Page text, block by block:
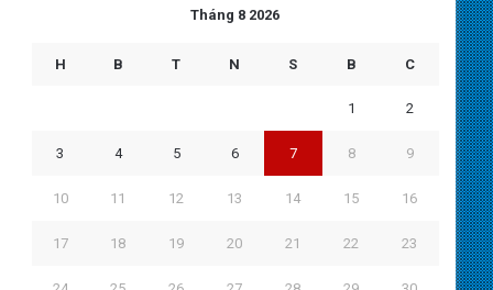
Tháng 8 2026
H B T N S B C
1 2
3 4 5 6 7 8 9
10 11 12 13 14 15 16
17 18 19 20 21 22 23